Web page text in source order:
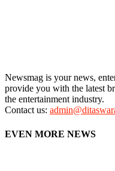
Newsmag is your news,
provide you with the latest
the entertainment industry.
Contact us:
EVEN MORE NEWS